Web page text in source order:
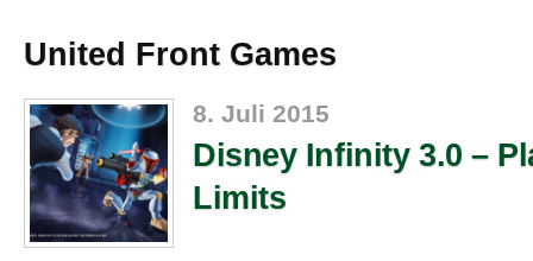
United Front Games
8. Juli 2015
Disney Infinity 3.0 –
Limits